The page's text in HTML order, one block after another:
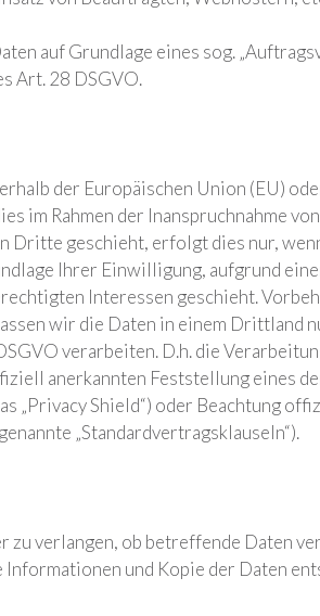
auf Grundlage eines sog.
Art. 28 DSGVO.
der Europäischen Union (EU)
im Rahmen der Inanspruchnahme
Dritte geschieht, erfolgt dies nur,
Ihrer Einwilligung, aufgrund
Interessen geschieht.
wir die Daten in einem Drittland
verarbeiten. D.h. die
anerkannten Feststellung eines
„Privacy Shield“) oder Beachtung
„Standardvertragsklauseln“).
zu verlangen, ob betreffende Daten
und Kopie der Daten